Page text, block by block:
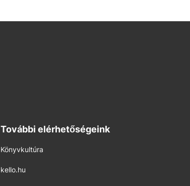
További elérhetőségeink
Könyvkultúra
kello.hu